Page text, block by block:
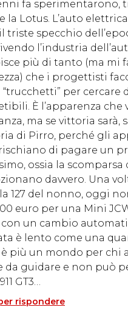
fa sperimentarono,
la Lotus. L’auto
triste specchio
l’industria
più di tanto (ma mi
che i progettisti
“trucchetti” per cercare
È l’apparenza che
ma se vittoria sarà,
di Pirro, perché gli
di pagare un
ossia la scomparsa
davvero. Una
127 del nonno, oggi
euro per una Mini
con un cambio
è lento come una
più un mondo per chi
da guidare e non può
GT3…
rispondere